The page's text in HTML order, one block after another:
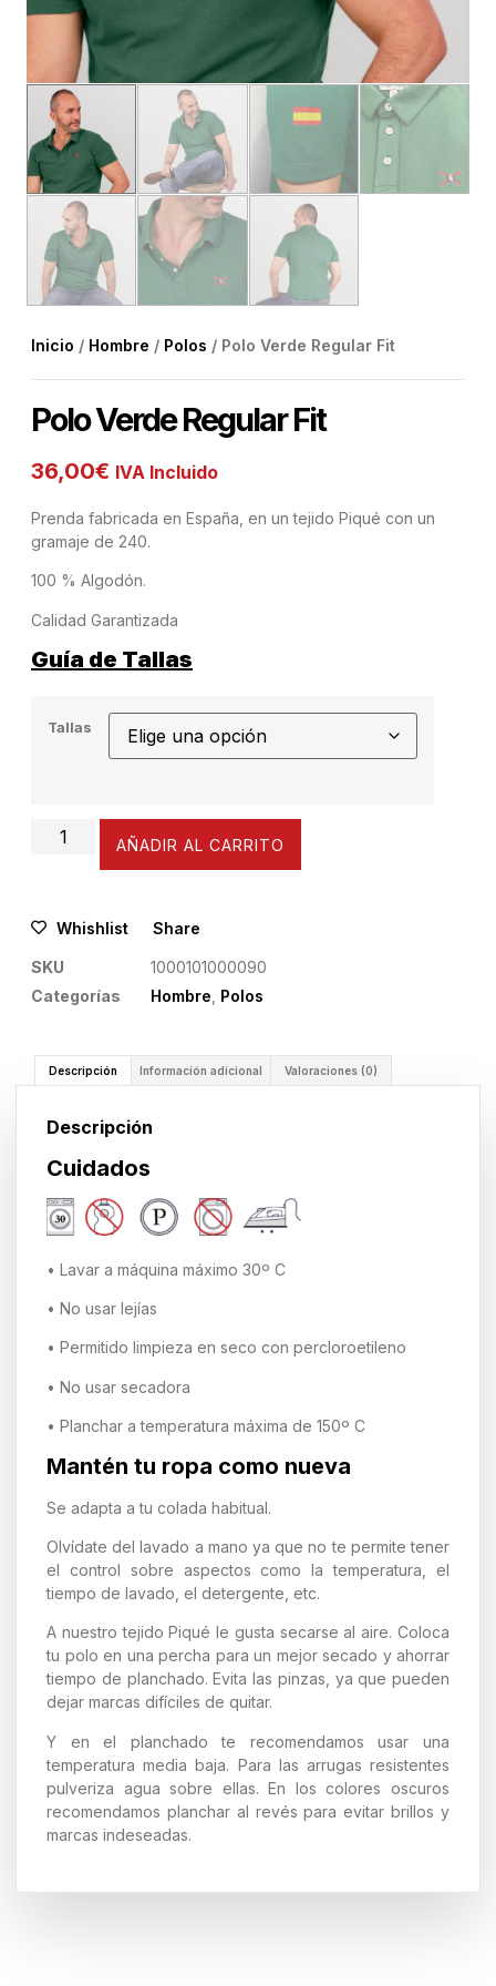
Inicio / Hombre / Polos / Polo Verde Regular Fit
Polo Verde Regular Fit
36,00€ IVA Incluido
Prenda fabricada en España, en un tejido Piqué con un
gramaje de 240.
100 % Algodón.
Calidad Garantizada
Guía de Tallas
Tallas
AÑADIR AL CARRITO
Whishlist Share
SKU
1000101000090
Categorías
Hombre Polos
Descripción Información adicional Valoraciones (0)
Descripción
Cuidados
• Lavar a máquina máximo 30º C
• No usar lejías
• Permitido limpieza en seco con percloroetileno
• No usar secadora
• Planchar a temperatura máxima de 150º C
Mantén tu ropa como nueva
Se adapta a tu colada habitual.
Olvídate del lavado a mano ya que no te permite tener
el control sobre aspectos como la temperatura, el
tiempo de lavado, el detergente, etc.
A nuestro tejido Piqué le gusta secarse al aire. Coloca
tu polo en una percha para un mejor secado y ahorrar
tiempo de planchado. Evita las pinzas, ya que pueden
dejar marcas difíciles de quitar.
Y en el planchado te recomendamos usar una
temperatura media baja. Para las arrugas resistentes
pulveriza agua sobre ellas. En los colores oscuros
recomendamos planchar al revés para evitar brillos y
marcas indeseadas.